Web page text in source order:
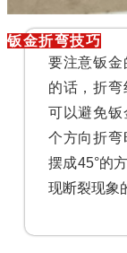
钣金折弯技巧
要注意钣金
的话，折
可以避免钣
个方向折弯
摆成45°的
现断裂现象